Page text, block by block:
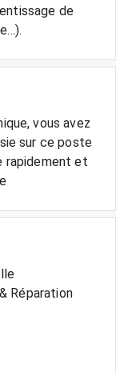
de
vous avez
sur ce poste
rapidement et
Réparation